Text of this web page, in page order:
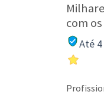
com
Até